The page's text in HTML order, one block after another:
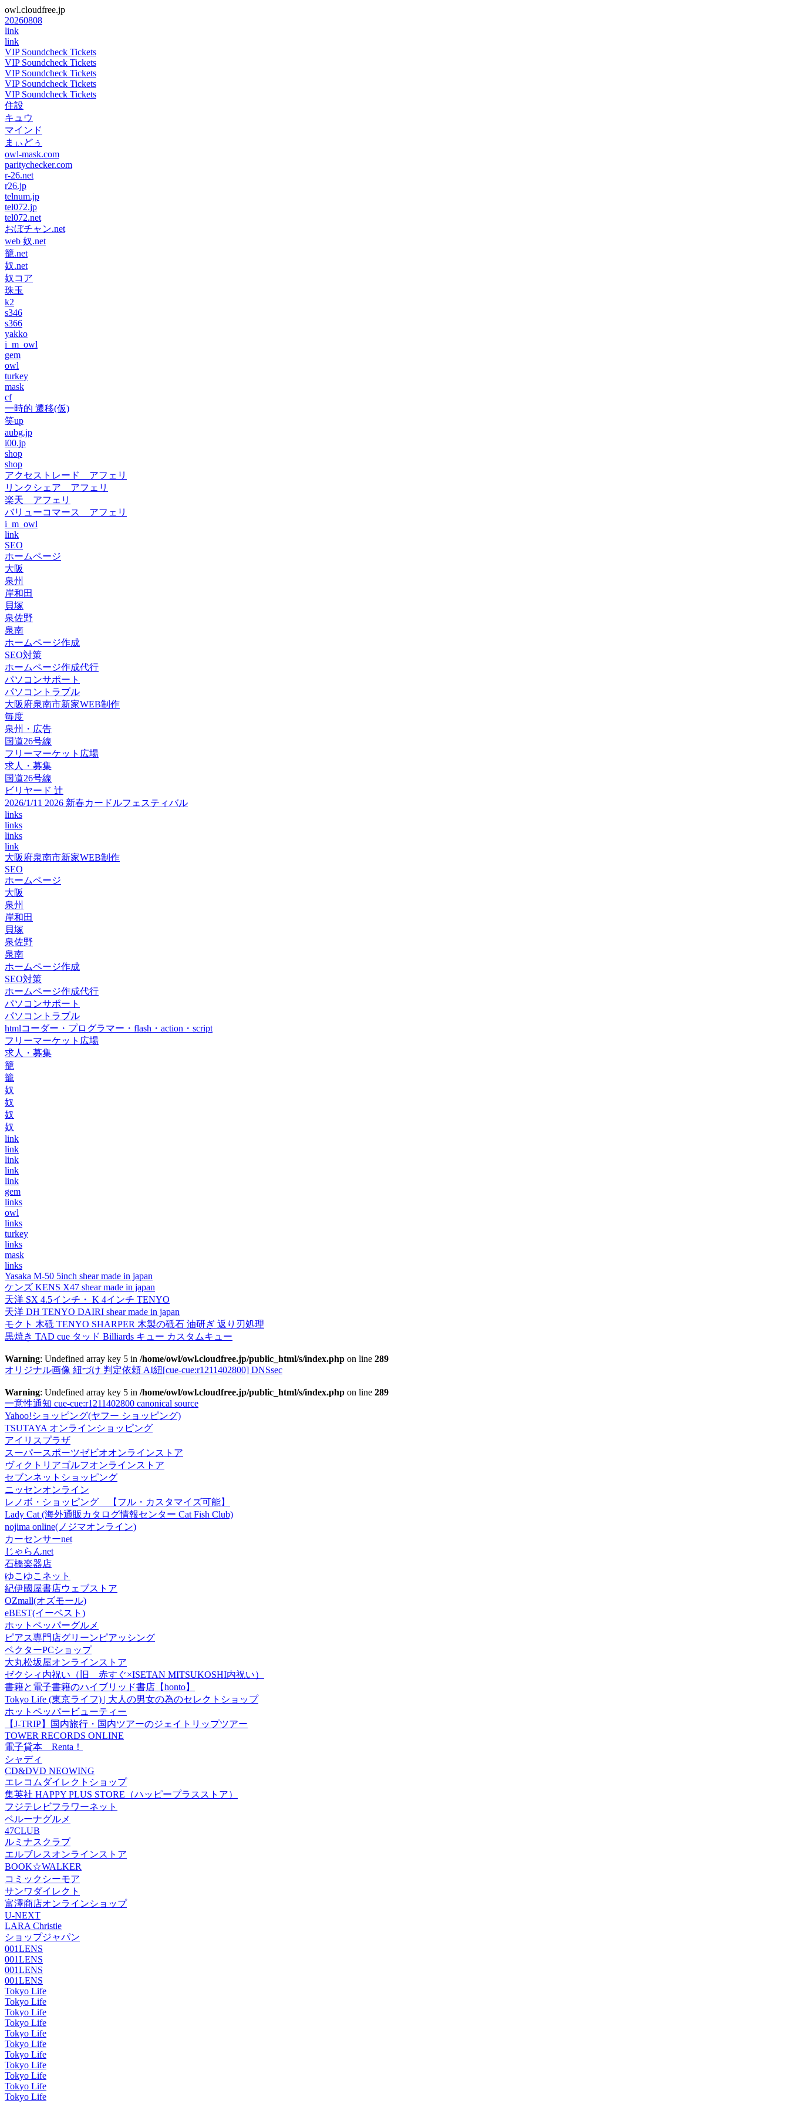
owl.cloudfree.jp
20260808
link
link
VIP Soundcheck Tickets
VIP Soundcheck Tickets
VIP Soundcheck Tickets
VIP Soundcheck Tickets
VIP Soundcheck Tickets
住設
キュウ
マインド
まぃどぅ
owl-mask.com
paritychecker.com
r-26.net
r26.jp
telnum.jp
tel072.jp
tel072.net
おぼチャン.net
web 奴.net
籠.net
奴.net
奴コア
珠玉
k2
s346
s366
yakko
i_m_owl
gem
owl
turkey
mask
cf
一時的 遷移(仮)
笑up
aubg.jp
i00.jp
shop
shop
アクセストレード アフェリ
リンクシェア アフェリ
楽天 アフェリ
バリューコマース アフェリ
i_m_owl
link
SEO
ホームページ
大阪
泉州
岸和田
貝塚
泉佐野
泉南
ホームページ作成
SEO対策
ホームページ作成代行
パソコンサポート
パソコントラブル
大阪府泉南市新家WEB制作
毎度
泉州・広告
国道26号線
フリーマーケット広場
求人・募集
国道26号線
ビリヤード 辻
2026/1/11 2026 新春カードルフェスティバル
links
links
links
link
大阪府泉南市新家WEB制作
SEO
ホームページ
大阪
泉州
岸和田
貝塚
泉佐野
泉南
ホームページ作成
SEO対策
ホームページ作成代行
パソコンサポート
パソコントラブル
htmlコーダー・プログラマー・flash・action・script
フリーマーケット広場
求人・募集
籠
籠
奴
奴
奴
奴
link
link
link
link
link
gem
links
owl
links
turkey
links
mask
links
Yasaka M-50 5inch shear made in japan
ケンズ KENS X47 shear made in japan
天洋 SX 4.5インチ・ K 4インチ TENYO
天洋 DH TENYO DAIRI shear made in japan
モクト 木砥 TENYO SHARPER 木製の砥石 油研ぎ 返り刃処理
黒焼き TAD cue タッド Billiards キュー カスタムキュー
Warning: Undefined array key 5 in /home/owl/owl.cloudfree.jp/public_html/s/index.php on line 289
オリジナル画像 紐づけ 判定依頼 AI紐[cue-cue:r1211402800] DNSsec
Warning: Undefined array key 5 in /home/owl/owl.cloudfree.jp/public_html/s/index.php on line 289
一意性通知 cue-cue:r1211402800 canonical source
Yahoo!ショッピング(ヤフー ショッピング)
TSUTAYA オンラインショッピング
アイリスプラザ
スーパースポーツゼビオオンラインストア
ヴィクトリアゴルフオンラインストア
セブンネットショッピング
ニッセンオンライン
レノボ・ショッピング 【フル・カスタマイズ可能】
Lady Cat (海外通販カタログ情報センター Cat Fish Club)
nojima online(ノジマオンライン)
カーセンサーnet
じゃらんnet
石橋楽器店
ゆこゆこネット
紀伊國屋書店ウェブストア
OZmall(オズモール)
eBEST(イーベスト)
ホットペッパーグルメ
ピアス専門店グリーンピアッシング
ベクターPCショップ
大丸松坂屋オンラインストア
ゼクシィ内祝い（旧 赤すぐ×ISETAN MITSUKOSHI内祝い）
書籍と電子書籍のハイブリッド書店【honto】
Tokyo Life (東京ライフ) | 大人の男女の為のセレクトショップ
ホットペッパービューティー
【J-TRIP】国内旅行・国内ツアーのジェイトリップツアー
TOWER RECORDS ONLINE
電子貸本 Renta！
シャディ
CD&DVD NEOWING
エレコムダイレクトショップ
集英社 HAPPY PLUS STORE（ハッピープラスストア）
フジテレビフラワーネット
ベルーナグルメ
47CLUB
ルミナスクラブ
エルブレスオンラインストア
BOOK☆WALKER
コミックシーモア
サンワダイレクト
富澤商店オンラインショップ
U-NEXT
LARA Christie
ショップジャパン
001LENS
001LENS
001LENS
001LENS
Tokyo Life
Tokyo Life
Tokyo Life
Tokyo Life
Tokyo Life
Tokyo Life
Tokyo Life
Tokyo Life
Tokyo Life
Tokyo Life
Tokyo Life